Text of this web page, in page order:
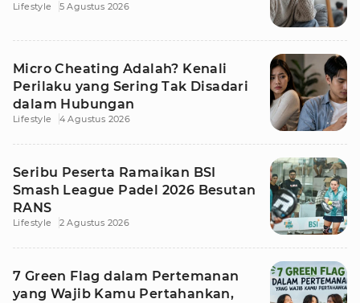
Lifestyle 5 Agustus 2026
Micro Cheating Adalah? Kenali
Perilaku yang Sering Tak Disadari
dalam Hubungan
Lifestyle 4 Agustus 2026
Seribu Peserta Ramaikan BSI
Smash League Padel 2026 Besutan
RANS
Lifestyle 2 Agustus 2026
7 Green Flag dalam Pertemanan
yang Wajib Kamu Pertahankan,